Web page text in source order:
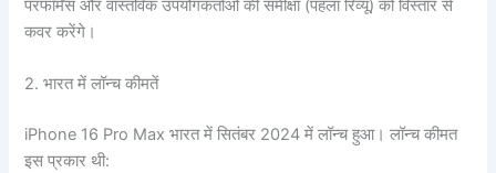
परफॉर्मेंस और वास्तविक उपयोगकर्ताओं की समीक्षा (पहला रिव्यू) को विस्तार से
कवर करेंगे।
2. भारत में लॉन्च कीमतें
iPhone 16 Pro Max भारत में सितंबर 2024 में लॉन्च हुआ। लॉन्च कीमत
इस प्रकार थी: